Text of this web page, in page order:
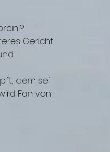
Gericht
dem sei
Fan von